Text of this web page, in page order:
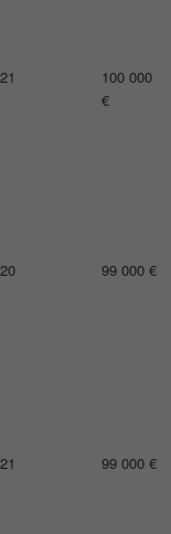
14 97 000 €
18 96 000 €
24 94 000 €